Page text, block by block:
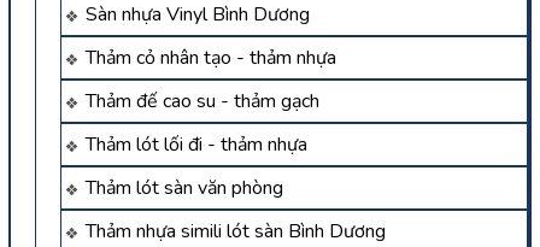
Sàn nhựa Vinyl Bình Dương
Thảm cỏ nhân tạo - thảm nhựa
Thảm đế cao su - thảm gạch
Thảm lót lối đi - thảm nhựa
Thảm lót sàn văn phòng
Thảm nhựa simili lót sàn Bình Dương